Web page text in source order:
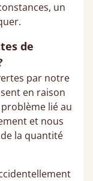
un
de
par notre
en raison
lié au
et nous
la quantité